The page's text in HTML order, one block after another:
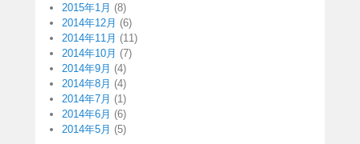
2015年1月 (8)
2014年12月 (6)
2014年11月 (11)
2014年10月 (7)
2014年9月 (4)
2014年8月 (4)
2014年7月 (1)
2014年6月 (6)
2014年5月 (5)